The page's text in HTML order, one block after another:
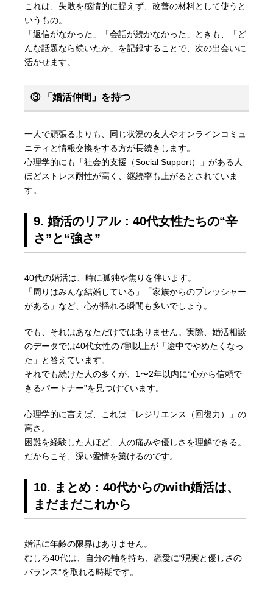
これは、失敗を感情的に捉えず、改善の材料として使うと
いうもの。
「返信がなかった」「会話が続かなかった」ときも、「ど
んな話題なら続いたか」を記録することで、次の出会いに
活かせます。
③ 「婚活仲間」を持つ
一人で頑張るよりも、同じ状況の友人やオンラインコミュ
ニティと情報交換をする方が長続きします。
心理学的にも「社会的支援（Social Support）」がある人
ほどストレス耐性が高く、継続率も上がるとされていま
す。
9. 婚活のリアル：40代女性たちの“辛
さ”と“強さ”
40代の婚活は、時に孤独や焦りを伴います。
「周りはみんな結婚している」「家族からのプレッシャー
がある」など、心が揺れる瞬間も多いでしょう。
でも、それはあなただけではありません。実際、婚活相談
のデータでは40代女性の7割以上が「途中でやめたくなっ
た」と答えています。
それでも続けた人の多くが、1〜2年以内に“心から信頼で
きるパートナー”を見つけています。
心理学的に言えば、これは「レジリエンス（回復力）」の
高さ。
困難を経験した人ほど、人の痛みや優しさを理解できる。
だからこそ、深い愛情を築けるのです。
10. まとめ：40代からのwith婚活は、
まだまだこれから
婚活に年齢の限界はありません。
むしろ40代は、自分の軸を持ち、恋愛に“現実と優しさの
バランス”を取れる時期です。